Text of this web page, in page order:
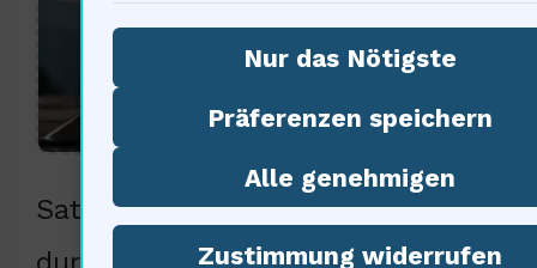
Satellitentechnologie wird uns
Nur das Nötigste
Präferenzen speichern
Alle genehmigen
Zustimmung widerrufen